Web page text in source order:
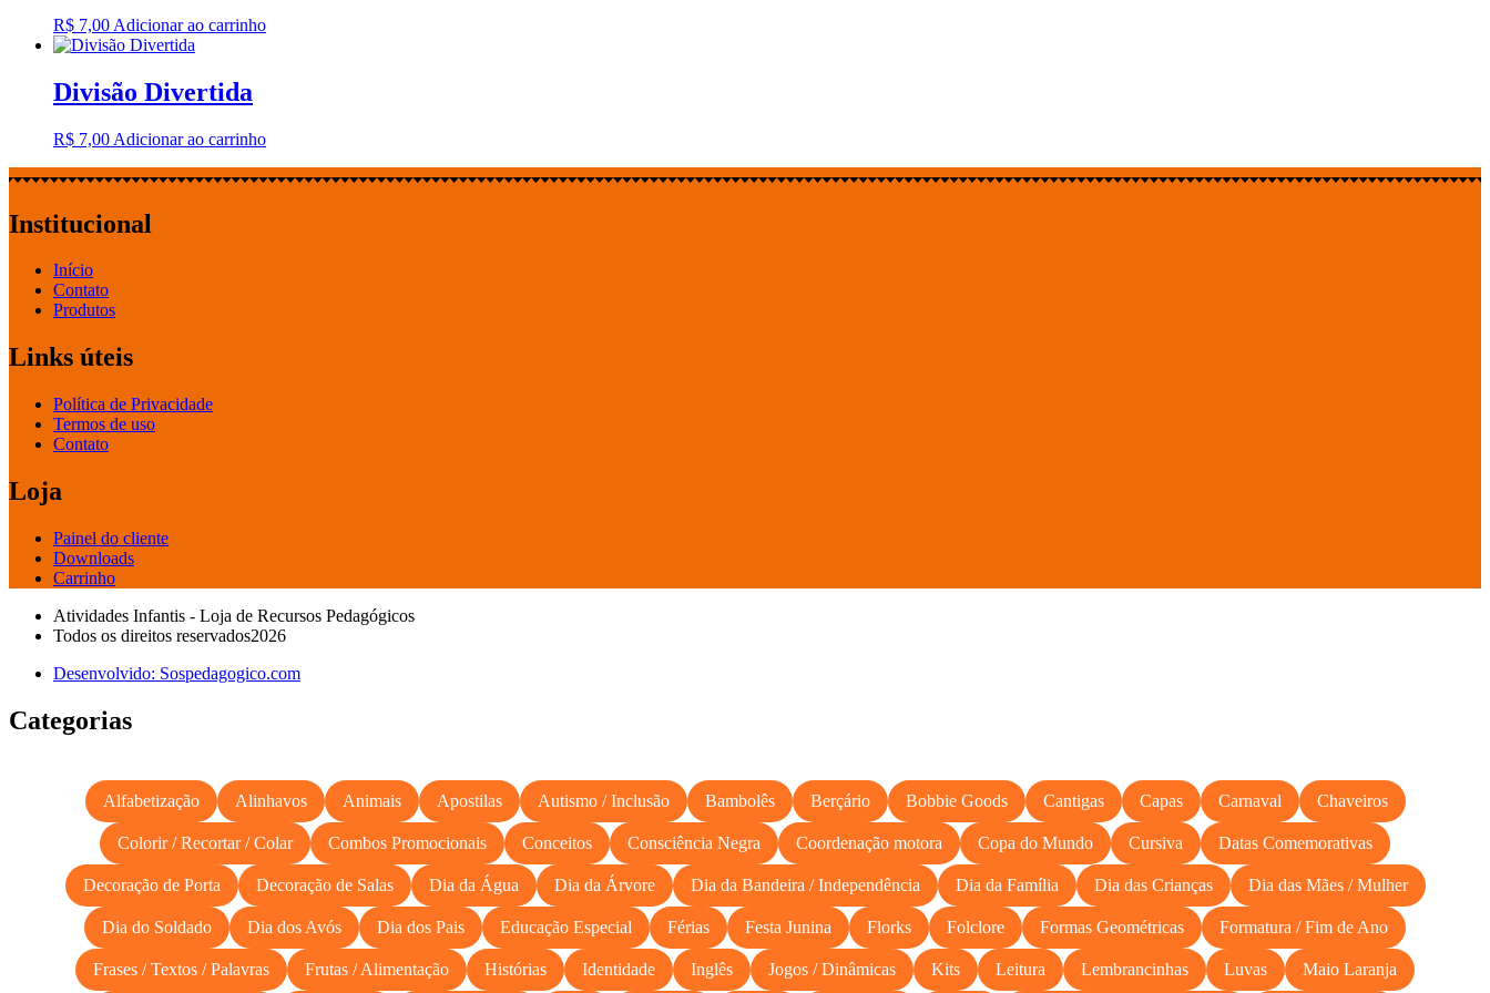
R$ 7,00 Adicionar ao carrinho
Divisão Divertida
R$ 7,00 Adicionar ao carrinho
Institucional
Início
Contato
Produtos
Links úteis
Política de Privacidade
Termos de uso
Contato
Loja
Painel do cliente
Downloads
Carrinho
Atividades Infantis - Loja de Recursos Pedagógicos
Todos os direitos reservados2026
Desenvolvido: Sospedagogico.com
Categorias
Alfabetização Alinhavos Animais Apostilas Autismo / Inclusão Bambolês Berçário Bobbie Goods Cantigas Capas Carnaval Chaveiros
Colorir / Recortar / Colar Combos Promocionais Conceitos Consciência Negra Coordenação motora Copa do Mundo Cursiva Datas Comemorativas
Decoração de Porta Decoração de Salas Dia da Água Dia da Árvore Dia da Bandeira / Independência Dia da Família Dia das Crianças Dia das Mães / Mulher
Dia do Soldado Dia dos Avós Dia dos Pais Educação Especial Férias Festa Junina Florks Folclore Formas Geométricas Formatura / Fim de Ano
Frases / Textos / Palavras Frutas / Alimentação Histórias Identidade Inglês Jogos / Dinâmicas Kits Leitura Lembrancinhas Luvas Maio Laranja